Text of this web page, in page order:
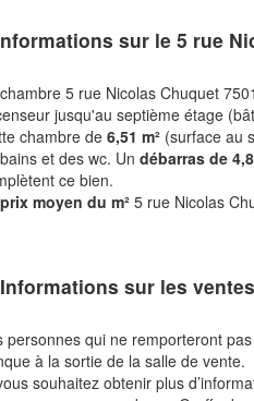
sur le 5 rue
5 rue Nicolas Chuquet
jusqu'au septième étage
chambre de 6,51 m² (surface au
et des wc. Un débarras de
ce bien.
prix moyen du m² 5 rue Nicolas
sur les
personnes qui ne remporteront
à la sortie de la salle de vente.
souhaitez obtenir plus